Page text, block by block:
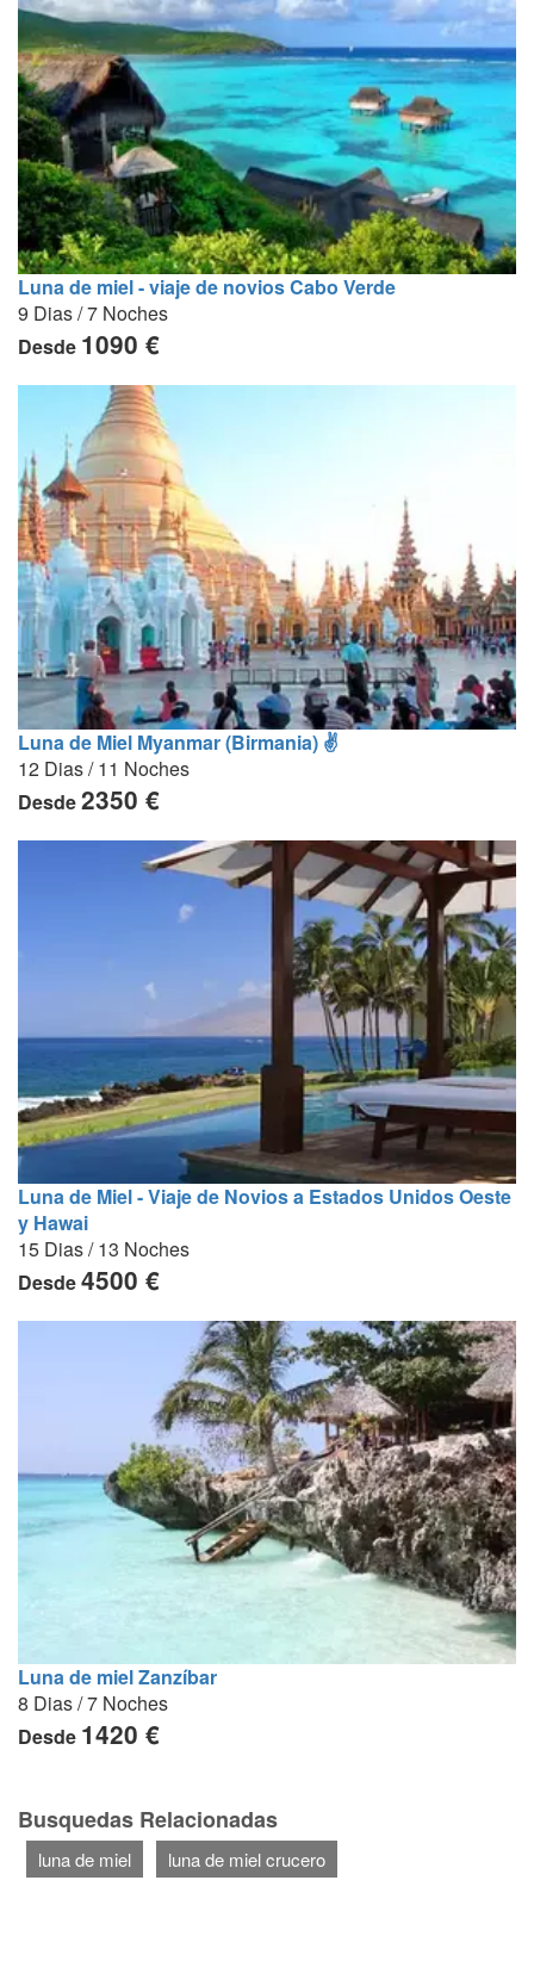
Luna de miel - viaje de novios Cabo Verde
9 Dias / 7 Noches
Desde 1090 €
Luna de Miel Myanmar (Birmania) ✌
12 Dias / 11 Noches
Desde2350 €
Luna de Miel - Viaje de Novios a Estados Unidos Oeste
y Hawai
15 Dias / 13 Noches
Desde4500 €
Luna de miel Zanzíbar
8 Dias / 7 Noches
Desde 1420 €
Busquedas Relacionadas
luna de miel luna de miel crucero